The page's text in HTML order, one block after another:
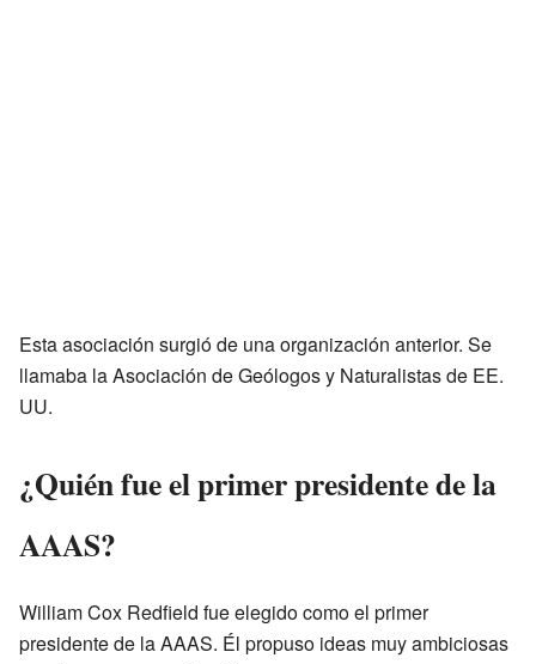
Esta asociación surgió de una organización anterior. Se
llamaba la Asociación de Geólogos y Naturalistas de EE.
UU.
¿Quién fue el primer presidente de la
AAAS?
William Cox Redfield fue elegido como el primer
presidente de la AAAS. Él propuso ideas muy ambiciosas